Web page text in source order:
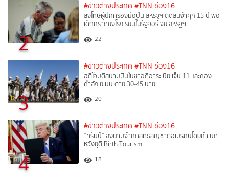
2
#ข่าวต่างประเทศ #TNN ช่อง16
ลงโทษผู้ปกครองมือปืน สหรัฐฯ ตัดสินจำคุก 15 ปี พ่อ
เด็กกราดยิงโรงเรียนในรัฐจอร์เจีย สหรัฐฯ
22
3
#ข่าวต่างประเทศ #TNN ช่อง16
ฮูตีโจมตีสนามบินในซาอุดีอาระเบีย เจ็บ 11 และกอง
กำลังเยเมน ตาย 30-45 นาย
20
4
#ข่าวต่างประเทศ #TNN ช่อง16
“ทรัมป์” ลงนามจำกัดสิทธิสัญชาติอเมริกันโดยกำเนิด
หวังยุติ Birth Tourism
18